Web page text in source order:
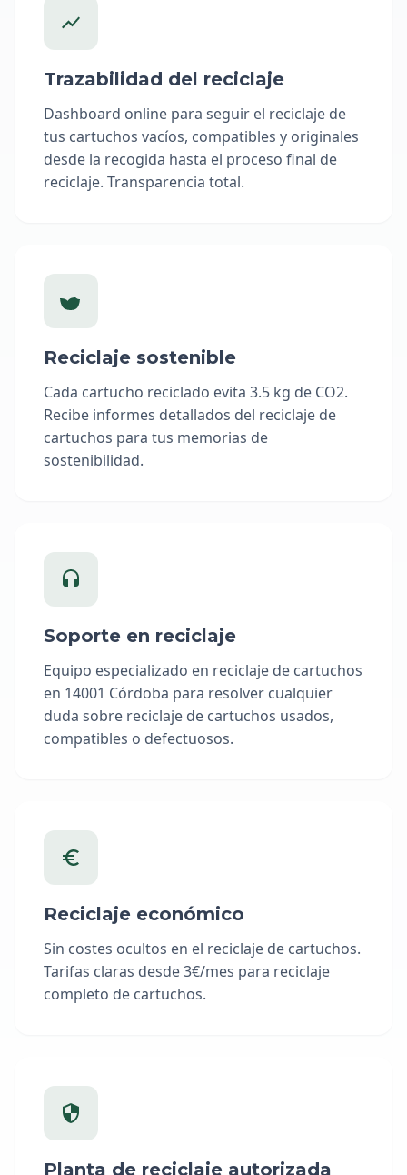
Trazabilidad del reciclaje
Dashboard online para seguir el reciclaje de
tus cartuchos vacíos, compatibles y originales
desde la recogida hasta el proceso final de
reciclaje. Transparencia total.
Reciclaje sostenible
Cada cartucho reciclado evita 3.5 kg de CO2.
Recibe informes detallados del reciclaje de
cartuchos para tus memorias de
sostenibilidad.
Soporte en reciclaje
Equipo especializado en reciclaje de cartuchos
en 14001 Córdoba para resolver cualquier
duda sobre reciclaje de cartuchos usados,
compatibles o defectuosos.
Reciclaje económico
Sin costes ocultos en el reciclaje de cartuchos.
Tarifas claras desde 3€/mes para reciclaje
completo de cartuchos.
Planta de reciclaje autorizada